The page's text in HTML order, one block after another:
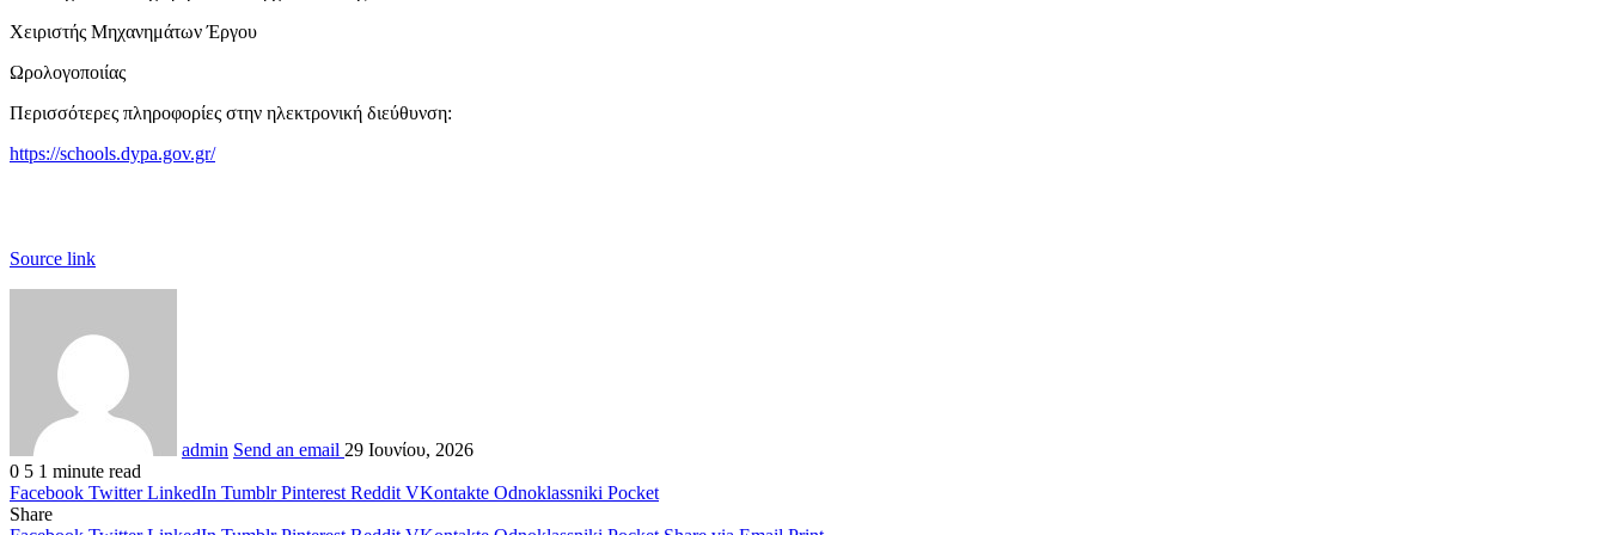
Χειριστής Μηχανημάτων Έργου
Ωρολογοποιίας
Περισσότερες πληροφορίες στην ηλεκτρονική διεύθυνση:
https://schools.dypa.gov.gr/
Source link
admin Send an email 29 Ιουνίου, 2026
0 5 1 minute read
Facebook Twitter LinkedIn Tumblr Pinterest Reddit VKontakte Odnoklassniki Pocket
Share